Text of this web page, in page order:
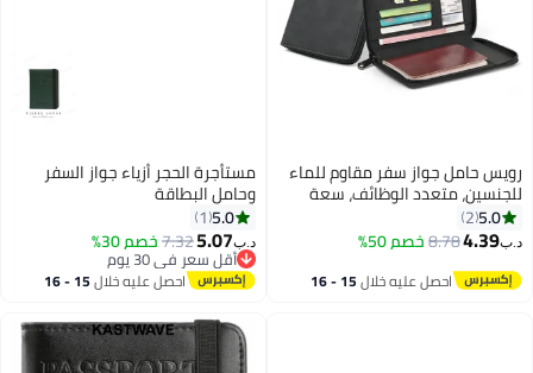
رويس حامل جواز سفر مقاوم للماء
للجنسين، متعدد الوظائف، سعة
كبيرة، قابل للطي، يحمل بطاقة
صعود الطائرة والهوية، محفظة
سفر محمولة منقوشة بلون موحد،
ضرورية للسفر الدولي، لون أسود
5.0
2
د.ب‏4.39
8.78خصم 50%
احصل عليه خلال 15 - 16
4
مستأجرة الحجر أزياء جواز السفر
وحامل البطاقة
5.0
1
د.ب‏5.07
7.32خصم 30%
أقل سعر في 30 يوم
أقل سعر في 30 يوماحصل عليه خلال 15 - 16